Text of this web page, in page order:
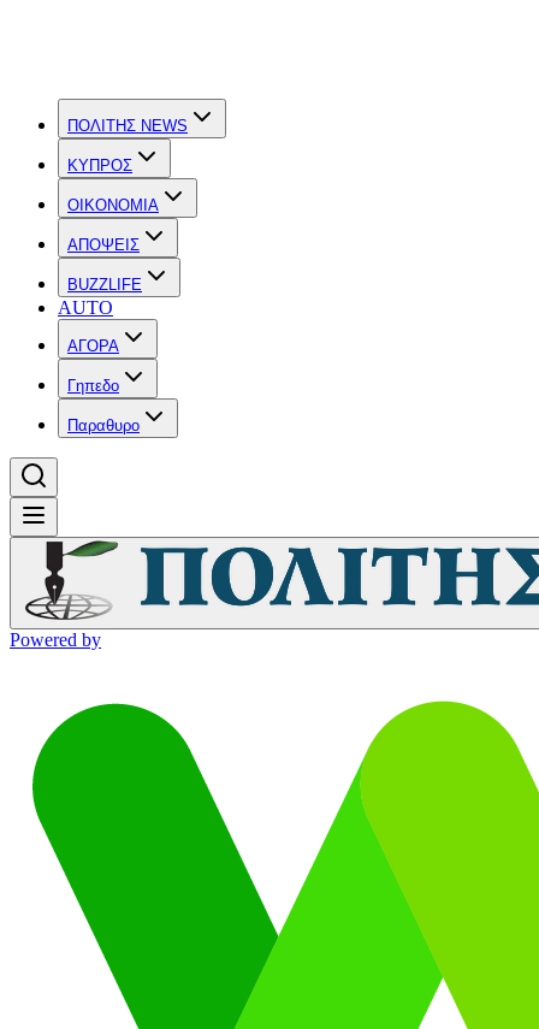
ΠΟΛΙΤΗΣ NEWS
ΚΥΠΡΟΣ
OIKONOMIA
ΑΠΟΨΕΙΣ
BUZZLIFE
AUTO
ΑΓΟΡΑ
Γηπεδο
Παραθυρο
Powered by